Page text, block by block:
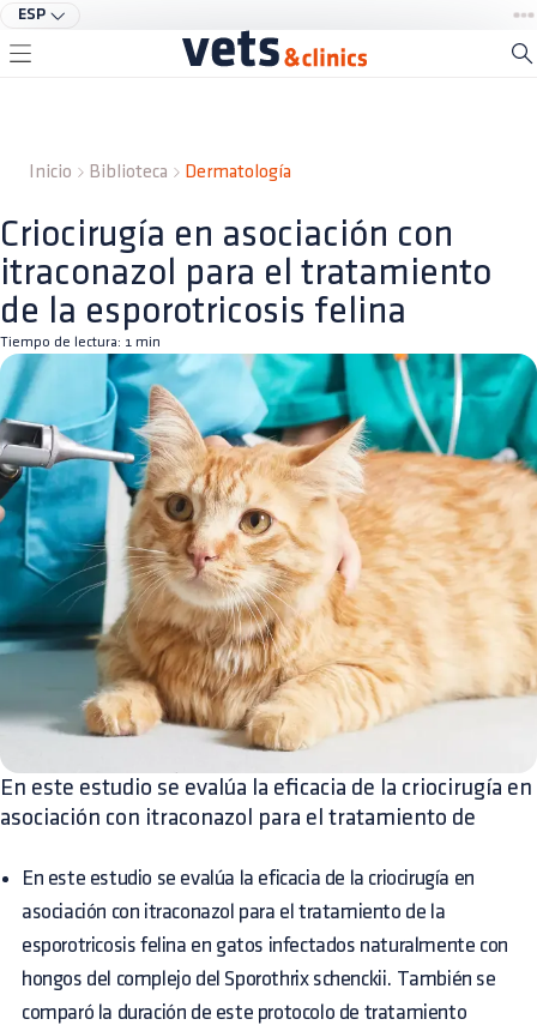
ESP
Inicio Biblioteca Dermatología
Criocirugía en asociación con
itraconazol para el tratamiento
de la esporotricosis felina
Tiempo de lectura: 1 min
En este estudio se evalúa la eficacia de la criocirugía en
asociación con itraconazol para el tratamiento de
En este estudio se evalúa la eficacia de la criocirugía en
asociación con itraconazol para el tratamiento de la
esporotricosis felina en gatos infectados naturalmente con
hongos del complejo del Sporothrix schenckii. También se
comparó la duración de este protocolo de tratamiento